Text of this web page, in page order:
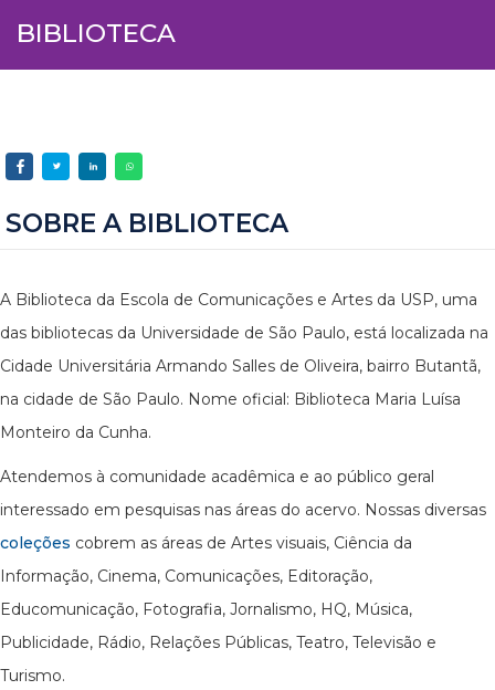
BIBLIOTECA
SOBRE A BIBLIOTECA
A Biblioteca da Escola de Comunicações e Artes da USP, uma
das bibliotecas da Universidade de São Paulo, está localizada na
Cidade Universitária Armando Salles de Oliveira, bairro Butantã,
na cidade de São Paulo. Nome oficial: Biblioteca Maria Luísa
Monteiro da Cunha.
Atendemos à comunidade acadêmica e ao público geral
interessado em pesquisas nas áreas do acervo. Nossas diversas
coleções cobrem as áreas de Artes visuais, Ciência da
Informação, Cinema, Comunicações, Editoração,
Educomunicação, Fotografia, Jornalismo, HQ, Música,
Publicidade, Rádio, Relações Públicas, Teatro, Televisão e
Turismo.